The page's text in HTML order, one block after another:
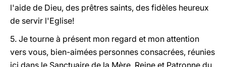
l'aide de Dieu, des prêtres saints, des fidèles heureux
de servir l'Eglise!
5. Je tourne à présent mon regard et mon attention
vers vous, bien-aimées personnes consacrées, réunies
ici dans le Sanctuaire de la Mère, Reine et Patronne du